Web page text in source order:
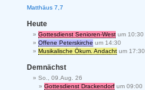
Matthäus 7,7
Heute
Gottesdienst Senioren-West um 10:30
Offene Peterskirche um 14:30
Musikalische Ökum. Andacht um 17:30
Demnächst
So., 09.Aug. 26
Gottesdienst Drackendorf um 09:00